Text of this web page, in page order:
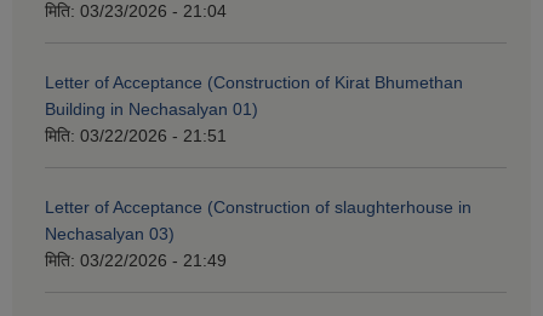
मिति: 03/23/2026 - 21:04
Letter of Acceptance (Construction of Kirat Bhumethan
Building in Nechasalyan 01)
मिति: 03/22/2026 - 21:51
Letter of Acceptance (Construction of slaughterhouse in
Nechasalyan 03)
मिति: 03/22/2026 - 21:49